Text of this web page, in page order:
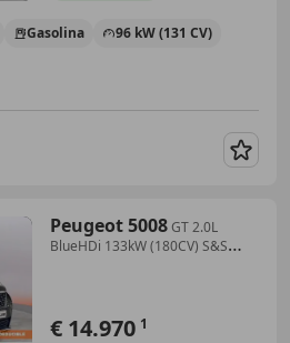
Gasolina 96 kW (131 CV)
Peugeot 5008GT 2.0L
BlueHDi 133kW (180CV) S&S
€ 14.970 1